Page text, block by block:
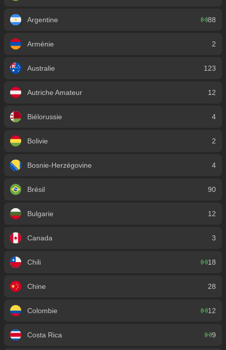
Argentine 88
Arménie 2
Australie 123
Autriche Amateur 12
Biélorussie 4
Bolivie 2
Bosnie-Herzégovine 4
Brésil 90
Bulgarie 12
Canada 3
Chili 18
Chine 28
Colombie 12
Costa Rica 9